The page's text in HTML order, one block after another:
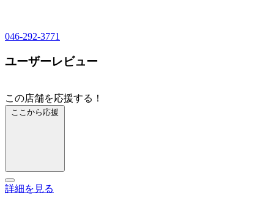
046-292-3771
ユーザーレビュー
この店舗を応援する！
ここから応援
詳細を見る